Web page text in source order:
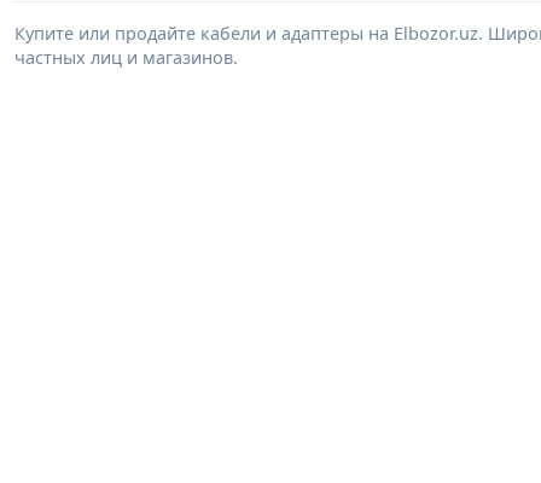
Купите или продайте кабели и адаптеры на Elbozor.uz.
частных лиц и магазинов.